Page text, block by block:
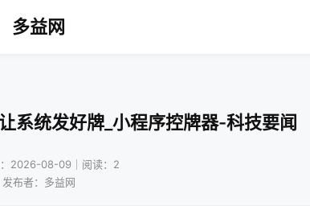
多益网
系统发好牌_小程序控牌器-科技要闻
2026-08-09｜阅读：2
发布者：多益网